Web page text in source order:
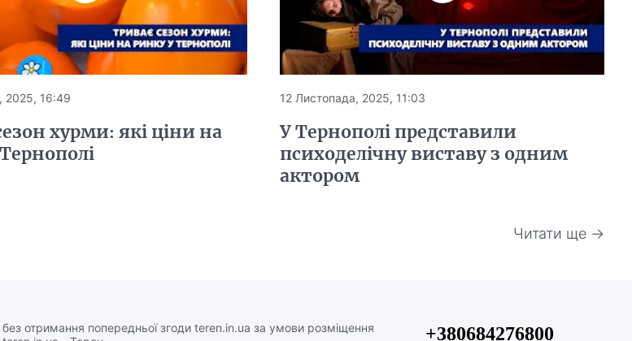
2025, 16:49
хурми: які ціни на
12 Листопада, 2025, 11:03
У Тернополі представили
психоделічну виставу з одним
актором
Читати ще →
отримання попередньої згоди teren.in.ua за умови розміщення
+380684276800